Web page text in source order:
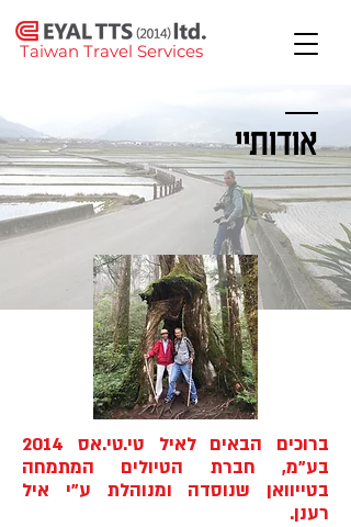
Taiwan Travel Services
אודותיי
ברוכים הבאים לאיל טי.טי.אס 2014
בע"מ, חברת הטיולים המתמחה
בטייוואן שנוסדה ומנוהלת ע"י איל
רענן.